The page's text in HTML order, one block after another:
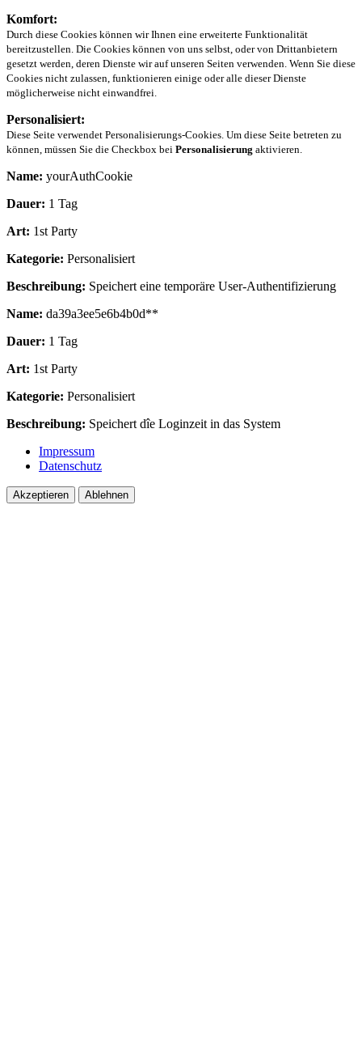
Komfort:
Durch diese Cookies können wir Ihnen eine erweiterte Funktionalität
bereitzustellen. Die Cookies können von uns selbst, oder von Drittanbietern
gesetzt werden, deren Dienste wir auf unseren Seiten verwenden. Wenn Sie diese
Cookies nicht zulassen, funktionieren einige oder alle dieser Dienste
möglicherweise nicht einwandfrei.
Personalisiert:
Diese Seite verwendet Personalisierungs-Cookies. Um diese Seite betreten zu
können, müssen Sie die Checkbox bei Personalisierung aktivieren.
Name: yourAuthCookie
Dauer: 1 Tag
Art: 1st Party
Kategorie: Personalisiert
Beschreibung: Speichert eine temporäre User-Authentifizierung
Name: da39a3ee5e6b4b0d**
Dauer: 1 Tag
Art: 1st Party
Kategorie: Personalisiert
Beschreibung: Speichert dîe Loginzeit in das System
Impressum
Datenschutz
Akzeptieren Ablehnen